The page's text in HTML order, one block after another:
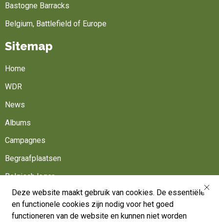
Deze website maakt gebruik van cookies. De essentiële
en functionele cookies zijn nodig voor het goed
functioneren van de website en kunnen niet worden
Bastogne Barracks
Belgium, Battlefield of Europe
Sitemap
Home
WDR
News
Albums
Campagnes
Begraafplaatsen
Belgisch leger
Werk mee
Volg ons